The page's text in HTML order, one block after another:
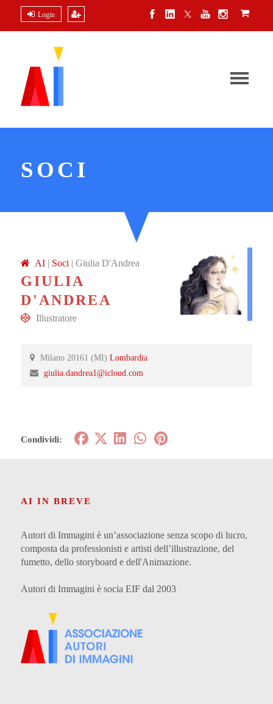
Login
SOCI
AI | Soci | Giulia D'Andrea
GIULIA
D'ANDREA
Illustratore
Milano 20161 (MI) Lombardia
giulia.dandrea1@icloud.com
Condividi:
AI IN BREVE
Autori di Immagini è un’associazione senza scopo di lucro,
composta da professionisti e artisti dell’illustrazione, del
fumetto, dello storyboard e dell'Animazione.
Autori di Immagini è socia EIF dal 2003